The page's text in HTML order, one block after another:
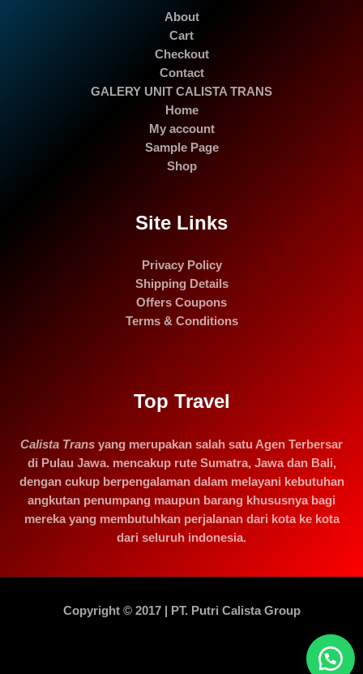
About
Cart
Checkout
Contact
GALERY UNIT CALISTA TRANS
Home
My account
Sample Page
Shop
Site Links
Privacy Policy
Shipping Details
Offers Coupons
Terms & Conditions
Top Travel
Calista Trans yang merupakan salah satu Agen Terbersar
di Pulau Jawa. mencakup rute Sumatra, Jawa dan Bali,
dengan cukup berpengalaman dalam melayani kebutuhan
angkutan penumpang maupun barang khususnya bagi
mereka yang membutuhkan perjalanan dari kota ke kota
dari seluruh indonesia.
Copyright © 2017 | PT. Putri Calista Group